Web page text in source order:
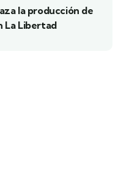
la producción de
La Libertad